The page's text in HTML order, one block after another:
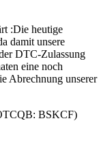
:Die heutige
damit unsere
DTC-Zulassung
eine noch
Abrechnung unserer
BSKCF)